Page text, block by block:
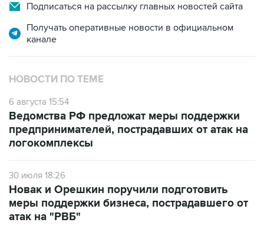
Подписаться на рассылку главных новостей сайта
Получать оперативные новости в официальном
канале
НОВОСТИ ПО ТЕМЕ
6 августа 15:54
Ведомства РФ предложат меры поддержки
предпринимателей, пострадавших от атак на
логокомплексы
30 июля 18:26
Новак и Орешкин поручили подготовить
меры поддержки бизнеса, пострадавшего от
атак на "РВБ"